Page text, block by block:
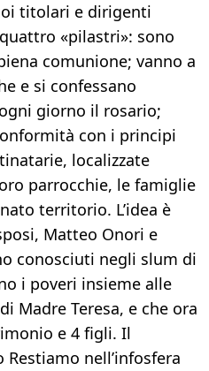
titolari e dirigenti
«pilastri»: sono
comunione; vanno a
e si confessano
giorno il rosario;
con i principi
localizzate
parrocchie, le famiglie
territorio. L’idea è
Matteo Onori e
conosciuti negli slum di
i poveri insieme alle
Madre Teresa, e che ora
e 4 figli. Il
nell’infosfera